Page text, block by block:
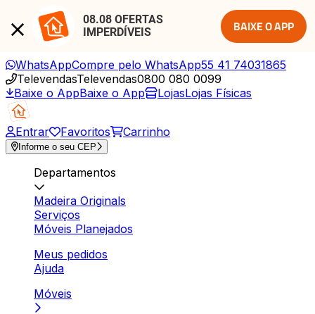
08.08 OFERTAS
IMPERDÍVEIS
BAIXE O APP
WhatsAppCompre pelo WhatsApp55 41 74031865
TelevendasTelevendas0800 080 0099
Baixe o AppBaixe o App LojasLojas Físicas
Entrar Favoritos Carrinho
Informe o seu CEP
Departamentos
Madeira Originals
Serviços
Móveis Planejados
Meus pedidos
Ajuda
Móveis